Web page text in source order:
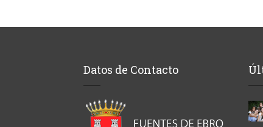
Datos de Contacto